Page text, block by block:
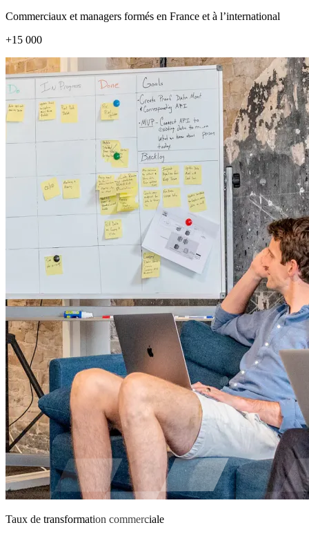
Commerciaux et managers formés en France et à l’international
+15 000
Taux de transformation commerciale